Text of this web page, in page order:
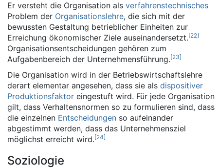
Er versteht die Organisation als verfahrenstechnisches
Problem der Organisationslehre, die sich mit der
bewussten Gestaltung betrieblicher Einheiten zur
Erreichung ökonomischer Ziele auseinandersetzt.[22]
Organisationsentscheidungen gehören zum
Aufgabenbereich der Unternehmensführung.[23]
Die Organisation wird in der Betriebswirtschaftslehre
derart elementar angesehen, dass sie als dispositiver
Produktionsfaktor eingestuft wird. Für jede Organisation
gilt, dass Verhaltensnormen so zu formulieren sind, dass
die einzelnen Entscheidungen so aufeinander
abgestimmt werden, dass das Unternehmensziel
möglichst erreicht wird.[24]
Soziologie